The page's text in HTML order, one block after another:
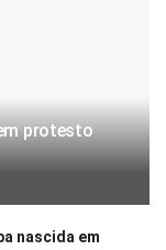
protesto
nascida em